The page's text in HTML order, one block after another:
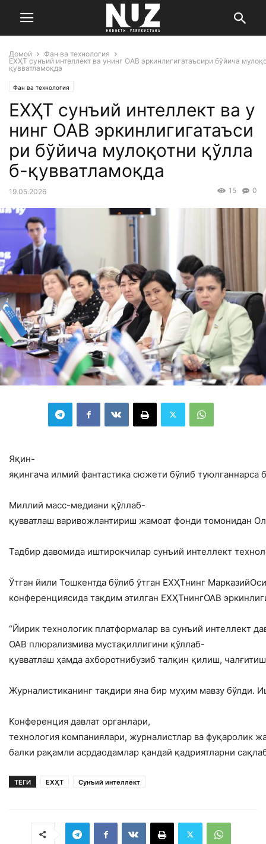
Домой
Фан ва технология
ЕХҲТ сунъий интеллект ва унинг ОАВ эркинлигигатаъсири бўйича
қувватламоқда
Фан ва технология
ЕХҲТ сунъий интеллект ва у
нинг ОАВ эркинлигигатаъси
ри бўйича мулоқотни қўлла
б-қувватламоқда
19.05.2026 0
15
Яқин-
яқингача илмий фантастика сюжети бўлиб
Миллий масс-медиани қўллаб-
қувватлаш варивожлантириш жамоат фонди томонидан
Тадбир давомида иштирокчилар сунъий интеллект
Ўтган йили Тошкентда бўлиб ўтган ЕХҲТнинг
конференциясида тақдим этилган ЕХҲТнингОАВ
“Йирик технологик платформалар ва сунъий интеллект
ОАВ плюрализмива мустақиллигини қўллаб-
қувватлаш ҳамда ахборотнибузиб талқин қилиш,
Журналистиканинг тақдири яна бир муҳим мавзу бўлди.
Конференция давлат органлари,
технология компаниялари, журналистлар ва фуқаролик
балки рақамли асрдаодамлар қандай қадриятларни
ТЕГИ ЕХҲТ Сунъий интеллект